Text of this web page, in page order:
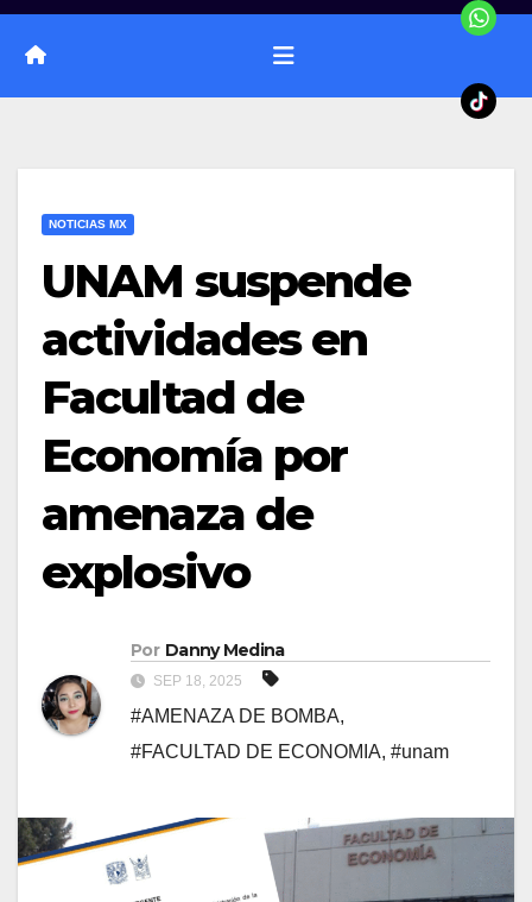
NOTICIAS MX
UNAM suspende
actividades en
Facultad de
Economía por
amenaza de
explosivo
Por Danny Medina
SEP 18, 2025
#AMENAZA DE BOMBA,
#FACULTAD DE ECONOMIA, #unam